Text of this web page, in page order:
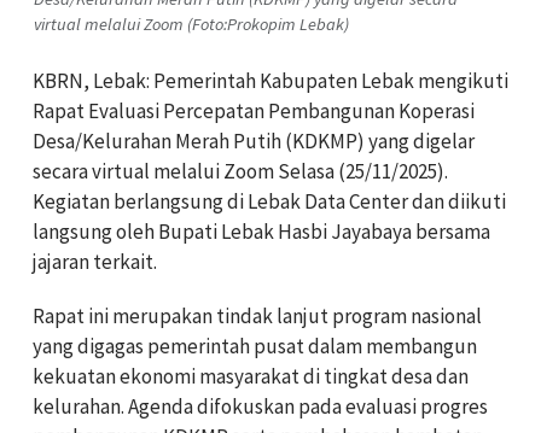
virtual melalui Zoom (Foto:Prokopim Lebak)
KBRN, Lebak: Pemerintah Kabupaten Lebak mengikuti
Rapat Evaluasi Percepatan Pembangunan Koperasi
Desa/Kelurahan Merah Putih (KDKMP) yang digelar
secara virtual melalui Zoom Selasa (25/11/2025).
Kegiatan berlangsung di Lebak Data Center dan diikuti
langsung oleh Bupati Lebak Hasbi Jayabaya bersama
jajaran terkait.
Rapat ini merupakan tindak lanjut program nasional
yang digagas pemerintah pusat dalam membangun
kekuatan ekonomi masyarakat di tingkat desa dan
kelurahan. Agenda difokuskan pada evaluasi progres